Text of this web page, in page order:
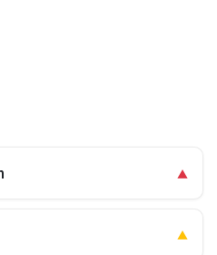
▲
▲